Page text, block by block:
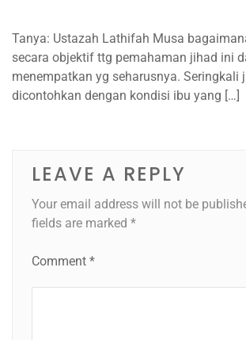
Tanya: Ustazah Lathifah Musa
secara objektif ttg pemahaman jihad ini
menempatkan yg seharusnya. Seringkali
dicontohkan dengan kondisi ibu yang […]
LEAVE A REPLY
Your email address will not be
fields are marked *
Comment *